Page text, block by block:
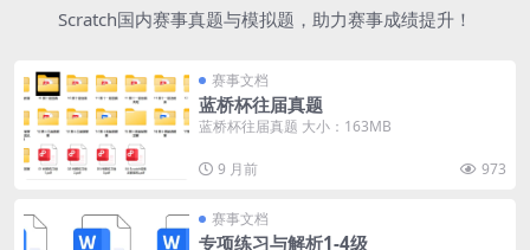
Scratch国内赛事真题与模拟题，助力赛事成绩提升！
赛事文档
蓝桥杯往届真题
蓝桥杯往届真题 大小：163MB
9 月前 973
赛事文档
专项练习与解析1-4级